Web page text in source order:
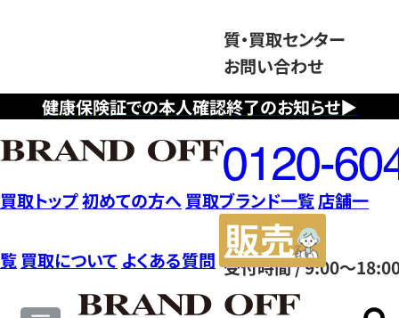
健康保険証での本人確認終了のお知らせ▶
質・買取センター
お問い合わせ
フ
リ
ー
ダ
イ
ヤ
ル
0120604117
受付時間 / 9:00～
買取トップ初めての方へ 買取ブランド一覧店舗一
覧 買取について よくある質問
サ